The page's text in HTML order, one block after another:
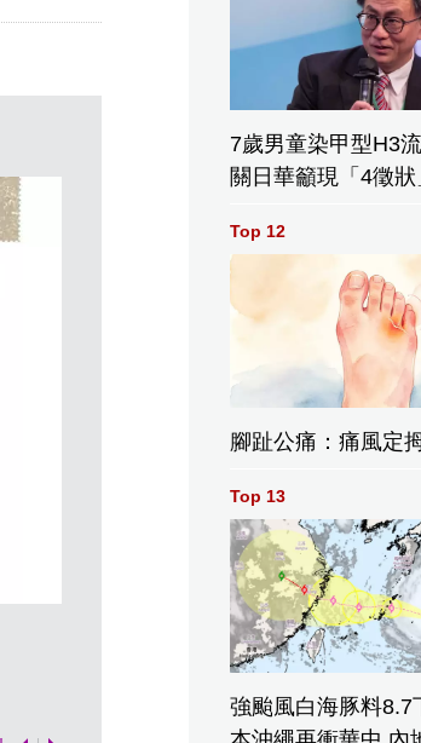
7歲男童染甲型H3
關日華籲現「4徵
Top 12
腳趾公痛：痛風定
Top 13
強颱風白海豚料8.7